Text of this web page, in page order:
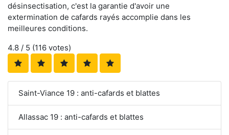
désinsectisation, c'est la garantie d'avoir une
extermination de cafards rayés accomplie dans les
meilleures conditions.
4.8 / 5 (116 votes)
Saint-Viance 19 : anti-cafards et blattes
Allassac 19 : anti-cafards et blattes